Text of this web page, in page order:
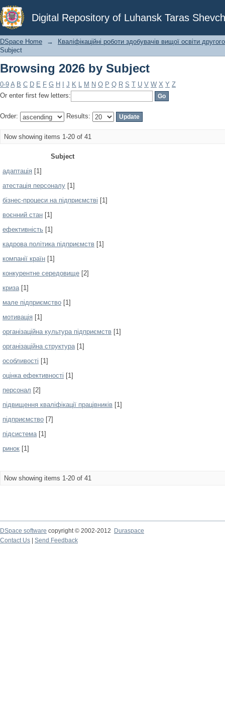
Digital Repository of Luhansk Taras
Browsing 2026 by Subject
DSpace Home →
Кваліфікаційні роботи здобувачів вищої освіти
Subject
Browsing 2026 by Subject
0-9 A B C D E F G H J K L M N O P Q R S T U V W X Y Z
Or enter first few letters:
Order: Results:
Now showing items 1-20 of 41
Subject
адаптація [1]
атестація персоналу [1]
бізнес-процеси на підприємстві [1]
воєнний стан [1]
ефективність [1]
кадрова політика підприємств [1]
компанії країн [1]
конкурентне середовище [2]
криза[1]
мале підприємство [1]
мотивація [1]
організаційна культура підприємств [1]
організаційна структура[1]
особливості [1]
оцінка ефективності [1]
персонал [2]
підвищення кваліфікації працівників [1]
підприємство [7]
підсистема[1]
ринок [1]
Now showing items 1-20 of 41
DSpace software copyright © 2002-2012
Duraspace
Contact Us
Send Feedback